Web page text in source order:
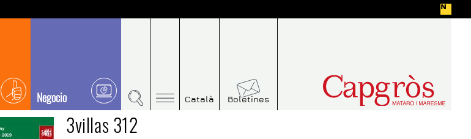
Negocio Català Boletines
3villas 312